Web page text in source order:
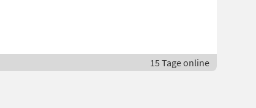
15 Tage online